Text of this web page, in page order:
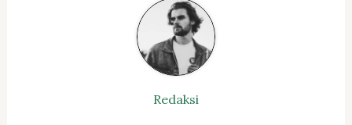
Redaksi